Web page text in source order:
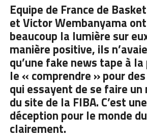
Equipe de France de
etVictor Wembanyama
beaucoup la lumière sur
manière positive, ils
qu’une fake news tape à
le « comprendre » pour
qui essayent de se faire un
du site de la FIBA. C’est
déception pour le monde
clairement.